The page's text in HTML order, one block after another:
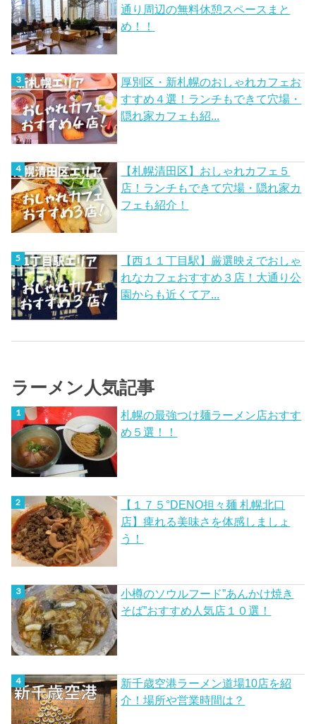
通り周辺の無料休憩スペースまと
め！！
厚別区・新札幌のおしゃれカフェお
すすめ４選！ランチもできて穴場・
隠れ家カフェも紹...
【札幌清田区】おしゃれカフェ５
店！ランチもできて穴場・隠れ家カ
フェも紹介！
【西１１丁目駅】厳選映えでおしゃ
れなカフェおすすめ３店！大通り公
園からも近くてア...
ラーメン人気記事
札幌の最強つけ麺ラーメン店おすす
め５選！！
【１７５°DENO担々麺 札幌北口
店】痺れる美味さを体感しましょ
う！
小樽のソウルフード”あんかけ焼き
そば”おすすめ人気店１０選！
新千歳空港ラーメン道場10店を紹
介！場所や営業時間は？